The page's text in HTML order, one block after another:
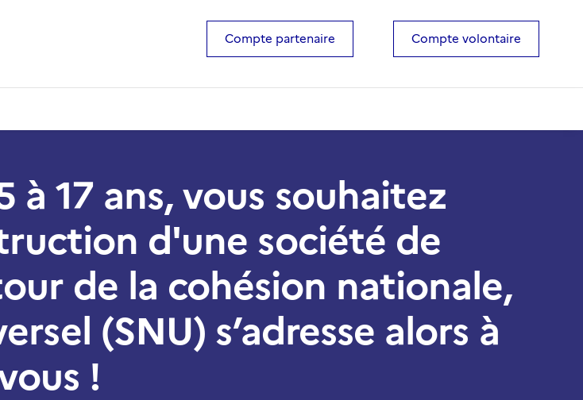
Compte partenaire Compte volontaire
à 17 ans, vous souhaitez
d'une société de
de la cohésion nationale,
(SNU) s’adresse alors à
!